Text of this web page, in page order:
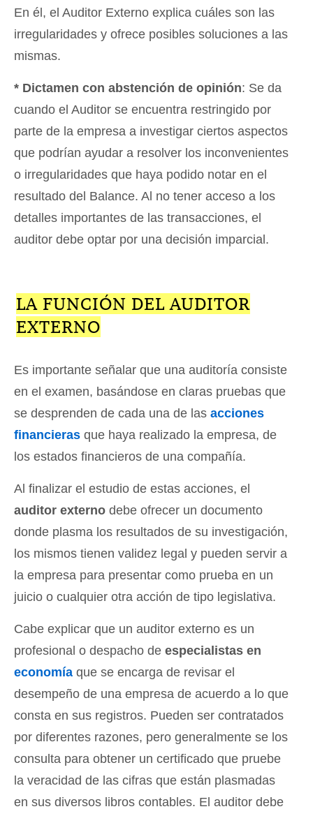
En él, el Auditor Externo explica cuáles son las
irregularidades y ofrece posibles soluciones a las
mismas.
* Dictamen con abstención de opinión: Se da
cuando el Auditor se encuentra restringido por
parte de la empresa a investigar ciertos aspectos
que podrían ayudar a resolver los inconvenientes
o irregularidades que haya podido notar en el
resultado del Balance. Al no tener acceso a los
detalles importantes de las transacciones, el
auditor debe optar por una decisión imparcial.
LA FUNCIÓN DEL AUDITOR
EXTERNO
Es importante señalar que una auditoría consiste
en el examen, basándose en claras pruebas que
se desprenden de cada una de las acciones
financieras que haya realizado la empresa, de
los estados financieros de una compañía.
Al finalizar el estudio de estas acciones, el
auditor externo debe ofrecer un documento
donde plasma los resultados de su investigación,
los mismos tienen validez legal y pueden servir a
la empresa para presentar como prueba en un
juicio o cualquier otra acción de tipo legislativa.
Cabe explicar que un auditor externo es un
profesional o despacho de especialistas en
economía que se encarga de revisar el
desempeño de una empresa de acuerdo a lo que
consta en sus registros. Pueden ser contratados
por diferentes razones, pero generalmente se los
consulta para obtener un certificado que pruebe
la veracidad de las cifras que están plasmadas
en sus diversos libros contables. El auditor debe